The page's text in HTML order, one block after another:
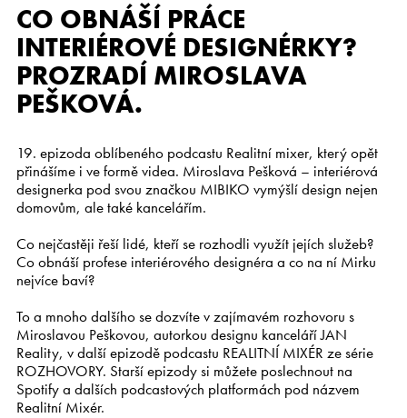
Nabídka nemovitostí
Reference
Aktuality
Chci prodat nemovitost
Kontakt
Kariéra
CO OBNÁŠÍ PRÁCE
INTERIÉROVÉ DESIGNÉRKY?
PROZRADÍ MIROSLAVA
PEŠKOVÁ.
19. epizoda oblíbeného podcastu Realitní mixer, který opět
přinášíme i ve formě videa. Miroslava Pešková – interiérová
designerka pod svou značkou MIBIKO vymýšlí design nejen
domovům, ale také kancelářím.
Co nejčastěji řeší lidé, kteří se rozhodli využít jejích služeb?
Co obnáší profese interiérového designéra a co na ní Mirku
nejvíce baví?
To a mnoho dalšího se dozvíte v zajímavém rozhovoru s
Miroslavou Peškovou, autorkou designu kanceláří JAN
Reality, ​​​​​​​v další epizodě podcastu REALITNÍ MIXÉR ze série
ROZHOVORY. Starší epizody si můžete poslechnout na
Spotify a dalších podcastových platformách pod názvem
Realitní Mixér.